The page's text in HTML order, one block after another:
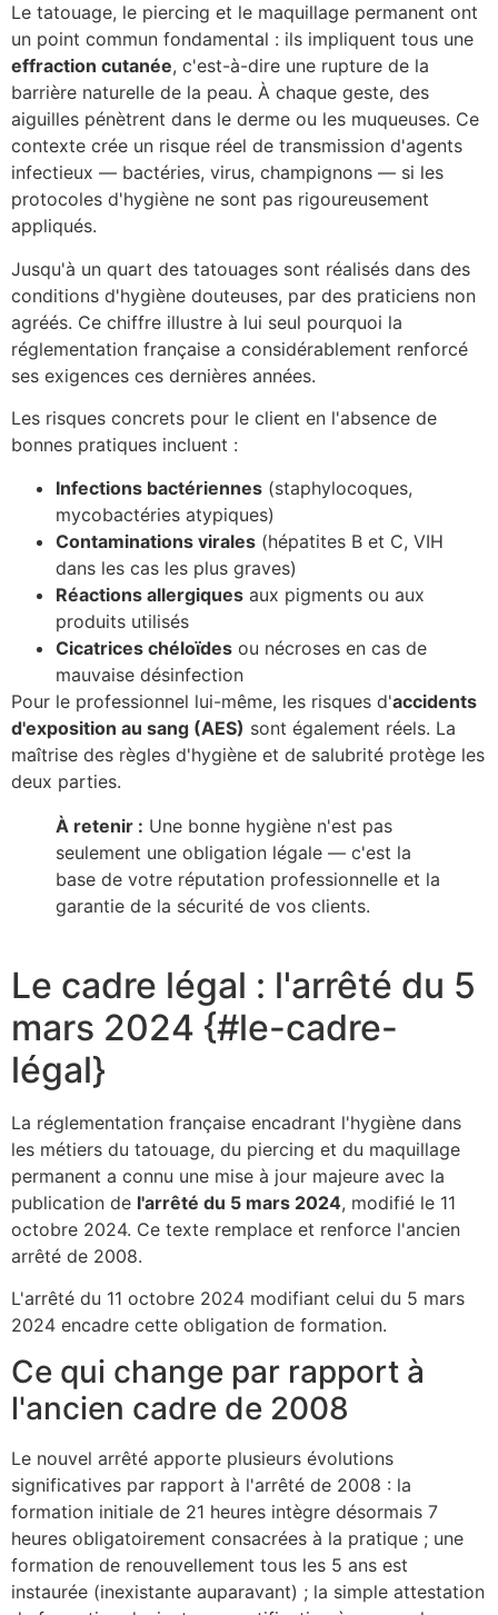
Le tatouage, le piercing et le maquillage permanent ont
un point commun fondamental : ils impliquent tous une
effraction cutanée, c'est-à-dire une rupture de la
barrière naturelle de la peau. À chaque geste, des
aiguilles pénètrent dans le derme ou les muqueuses. Ce
contexte crée un risque réel de transmission d'agents
infectieux — bactéries, virus, champignons — si les
protocoles d'hygiène ne sont pas rigoureusement
appliqués.
Jusqu'à un quart des tatouages sont réalisés dans des
conditions d'hygiène douteuses, par des praticiens non
agréés. Ce chiffre illustre à lui seul pourquoi la
réglementation française a considérablement renforcé
ses exigences ces dernières années.
Les risques concrets pour le client en l'absence de
bonnes pratiques incluent :
Infections bactériennes (staphylocoques,
mycobactéries atypiques)
Contaminations virales (hépatites B et C, VIH
dans les cas les plus graves)
Réactions allergiques aux pigments ou aux
produits utilisés
Cicatrices chéloïdes ou nécroses en cas de
mauvaise désinfection
Pour le professionnel lui-même, les risques d'accidents
d'exposition au sang (AES) sont également réels. La
maîtrise des règles d'hygiène et de salubrité protège les
deux parties.
À retenir : Une bonne hygiène n'est pas
seulement une obligation légale — c'est la
base de votre réputation professionnelle et la
garantie de la sécurité de vos clients.
Le cadre légal : l'arrêté du 5
mars 2024 {#le-cadre-
légal}
La réglementation française encadrant l'hygiène dans
les métiers du tatouage, du piercing et du maquillage
permanent a connu une mise à jour majeure avec la
publication de l'arrêté du 5 mars 2024, modifié le 11
octobre 2024. Ce texte remplace et renforce l'ancien
arrêté de 2008.
L'arrêté du 11 octobre 2024 modifiant celui du 5 mars
2024 encadre cette obligation de formation.
Ce qui change par rapport à
l'ancien cadre de 2008
Le nouvel arrêté apporte plusieurs évolutions
significatives par rapport à l'arrêté de 2008 : la
formation initiale de 21 heures intègre désormais 7
heures obligatoirement consacrées à la pratique ; une
formation de renouvellement tous les 5 ans est
instaurée (inexistante auparavant) ; la simple attestation